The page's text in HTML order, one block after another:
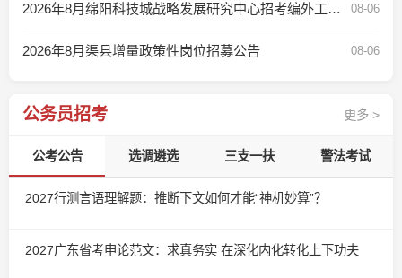
2026年8月绵阳科技城战略发展研究中心招考编外工作人员公告 08-06
2026年8月渠县增量政策性岗位招募公告 08-06
公务员招考 更多 >
公考公告 选调遴选 三支一扶 警法考试
2027行测言语理解题：推断下文如何才能“神机妙算”？
2027广东省考申论范文：求真务实 在深化内化转化上下功夫